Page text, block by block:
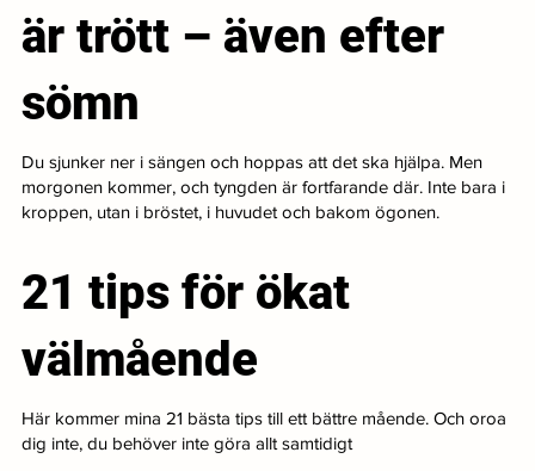
är trött – även efter
sömn
Du sjunker ner i sängen och hoppas att det ska hjälpa. Men
morgonen kommer, och tyngden är fortfarande där. Inte bara i
kroppen, utan i bröstet, i huvudet och bakom ögonen.
21 tips för ökat
välmående
Här kommer mina 21 bästa tips till ett bättre mående. Och oroa
dig inte, du behöver inte göra allt samtidigt